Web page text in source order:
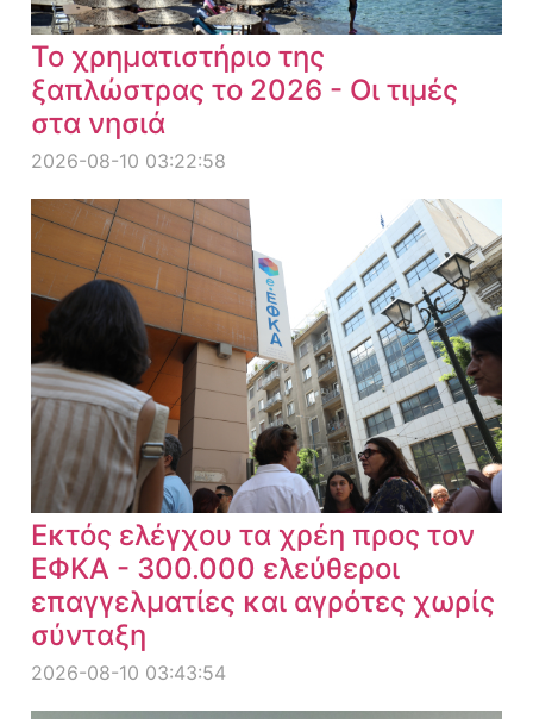
Το χρηματιστήριο της
ξαπλώστρας το 2026 - Οι τιμές
στα νησιά
2026-08-10 03:22:58
Εκτός ελέγχου τα χρέη προς τον
ΕΦΚΑ - 300.000 ελεύθεροι
επαγγελματίες και αγρότες χωρίς
σύνταξη
2026-08-10 03:43:54